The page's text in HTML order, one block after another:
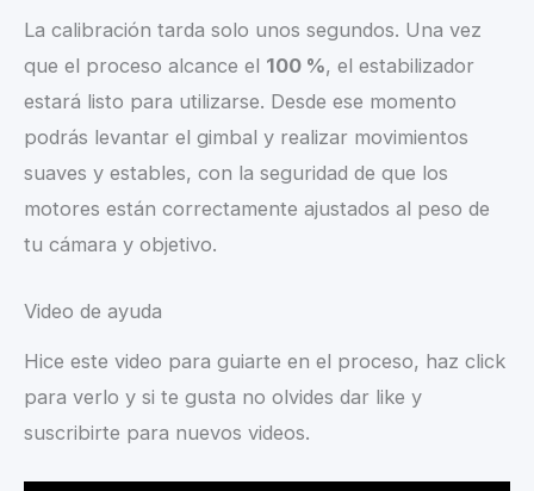
La calibración tarda solo unos segundos. Una vez
que el proceso alcance el 100 %, el estabilizador
estará listo para utilizarse. Desde ese momento
podrás levantar el gimbal y realizar movimientos
suaves y estables, con la seguridad de que los
motores están correctamente ajustados al peso de
tu cámara y objetivo.
Video de ayuda
Hice este video para guiarte en el proceso, haz click
para verlo y si te gusta no olvides dar like y
suscribirte para nuevos videos.